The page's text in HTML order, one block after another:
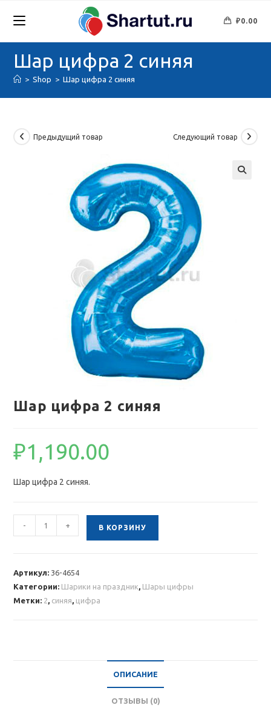
₽0.00
Шар цифра 2 синяя
> Shop > Шар цифра 2 синяя
Предыдущий товар Следующий товар
Шар цифра 2 синяя
₽1,190.00
Шар цифра 2 синяя.
Количество
товара
синяя
- + В КОРЗИНУ
Артикул: 36-4654
Категории: Шарики на праздник, Шары цифры
Метки: 2, синяя, цифра
ОПИСАНИЕ
ОТЗЫВЫ (0)